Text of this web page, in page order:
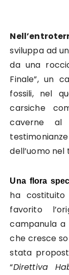
sviluppa ad
da una
Finale”, un
fossili, nel
carsiche
caverne al
dell’uomo
Una flora
ha
favorito
campanula a
che cresce
stata
“Direttiva